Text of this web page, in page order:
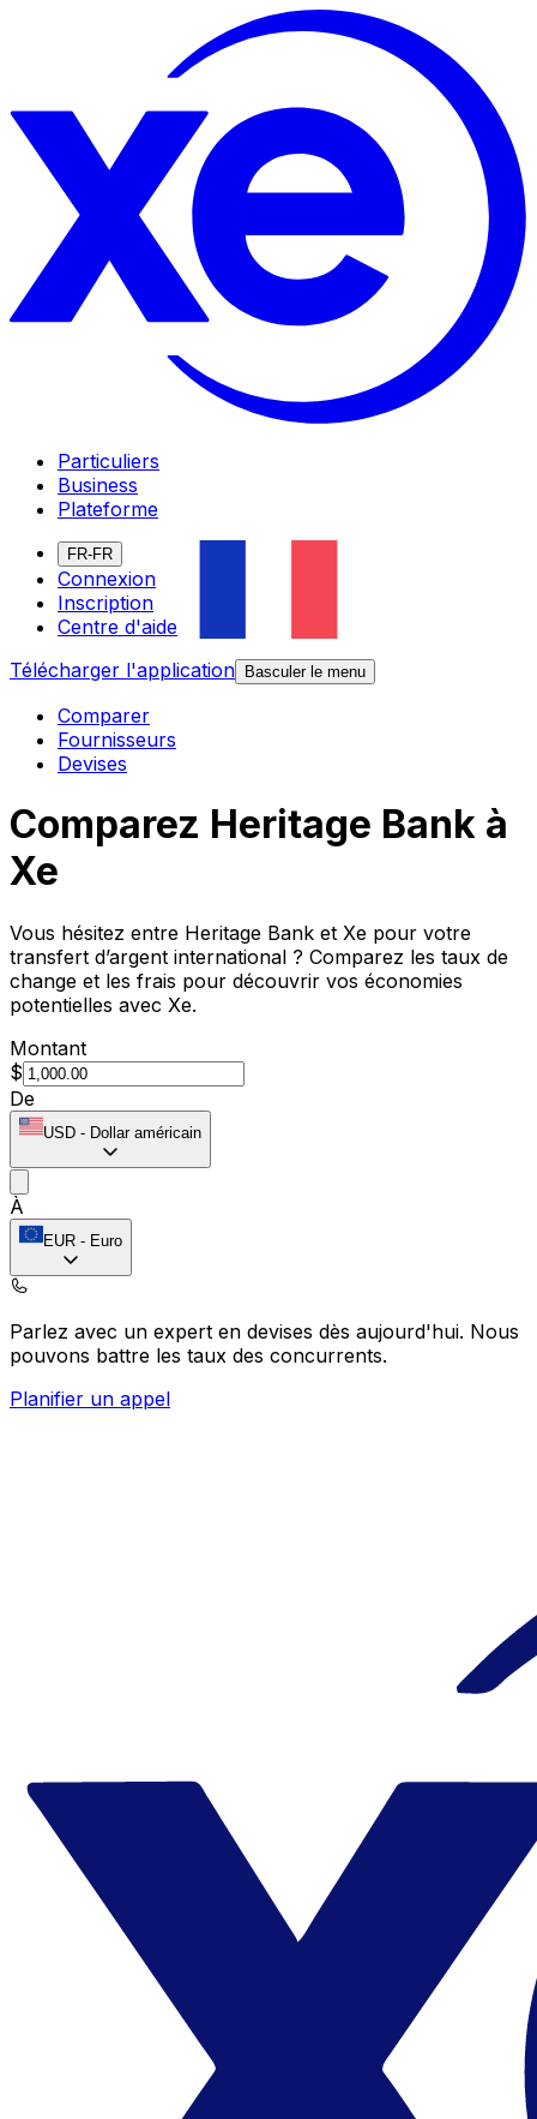
Particuliers
Business
Plateforme
FR-FR
Connexion
Inscription
Centre d'aide
Télécharger l'application
Basculer le menu
Comparer
Fournisseurs
Devises
Comparez Heritage Bank à
Xe
Vous hésitez entre Heritage Bank et Xe pour votre
transfert d’argent international ? Comparez les taux de
change et les frais pour découvrir vos économies
potentielles avec Xe.
Montant
$
De
USD - Dollar américain
À
EUR - Euro
Parlez avec un expert en devises dès aujourd'hui. Nous
pouvons battre les taux des concurrents.
Planifier un appel